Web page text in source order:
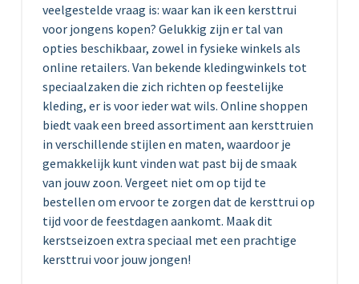
veelgestelde vraag is: waar kan ik een kersttrui
voor jongens kopen? Gelukkig zijn er tal van
opties beschikbaar, zowel in fysieke winkels als
online retailers. Van bekende kledingwinkels tot
speciaalzaken die zich richten op feestelijke
kleding, er is voor ieder wat wils. Online shoppen
biedt vaak een breed assortiment aan kersttruien
in verschillende stijlen en maten, waardoor je
gemakkelijk kunt vinden wat past bij de smaak
van jouw zoon. Vergeet niet om op tijd te
bestellen om ervoor te zorgen dat de kersttrui op
tijd voor de feestdagen aankomt. Maak dit
kerstseizoen extra speciaal met een prachtige
kersttrui voor jouw jongen!